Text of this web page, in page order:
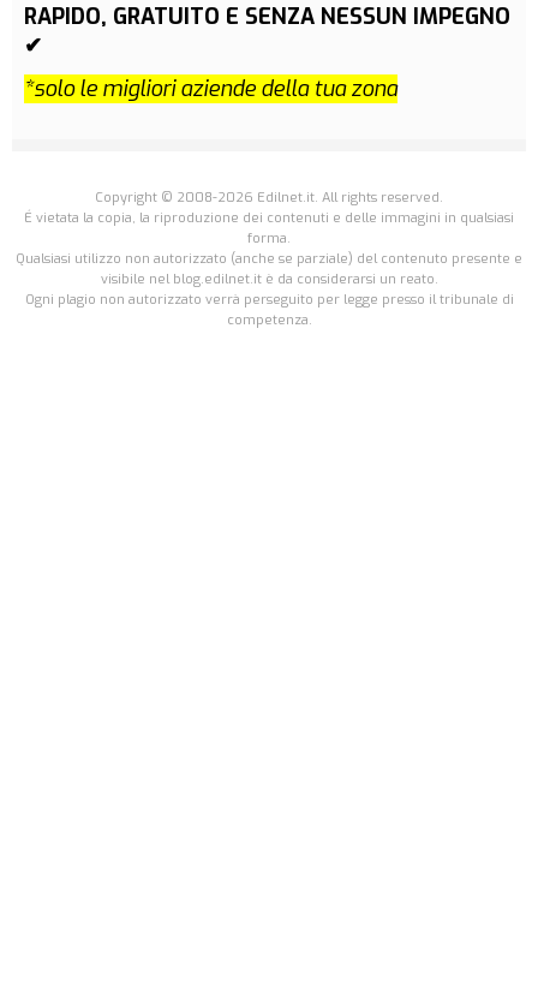
RAPIDO, GRATUITO E SENZA NESSUN IMPEGNO
✔
*solo le migliori aziende della tua zona
Copyright © 2008-2026 Edilnet.it. All rights reserved.
É vietata la copia, la riproduzione dei contenuti e delle immagini in qualsiasi
forma.
Qualsiasi utilizzo non autorizzato (anche se parziale) del contenuto presente e
visibile nel blog.edilnet.it è da considerarsi un reato.
Ogni plagio non autorizzato verrà perseguito per legge presso il tribunale di
competenza.